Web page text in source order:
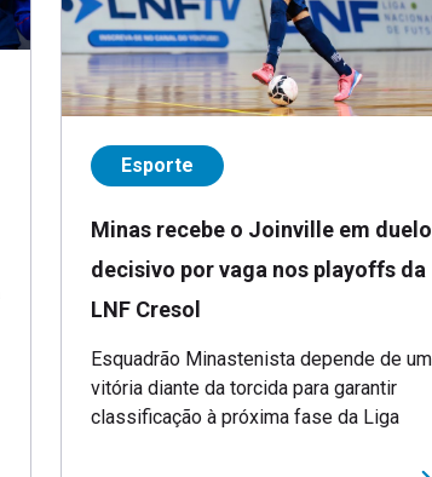
Esporte
Minas recebe o Joinville em duelo
decisivo por vaga nos playoffs da
LNF Cresol
Esquadrão Minastenista depende de uma
vitória diante da torcida para garantir
classificação à próxima fase da Liga